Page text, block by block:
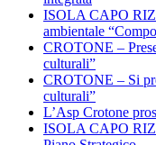
ISOLA CAPO
ambientale
CROTONE –
culturali”
CROTONE – Si
culturali”
L’Asp Crotone
ISOLA CAPO